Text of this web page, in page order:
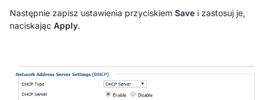
Następnie zapisz ustawienia przyciskiem Save i zastosuj je,
naciskając Apply.